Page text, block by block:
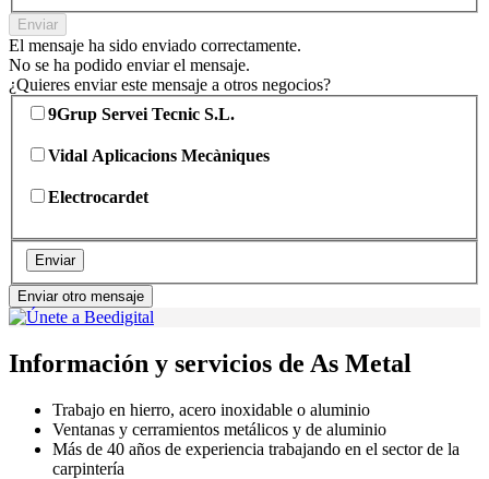
Enviar
El mensaje ha sido enviado correctamente.
No se ha podido enviar el mensaje.
¿Quieres enviar este mensaje a otros negocios?
9Grup Servei Tecnic S.L.
Vidal Aplicacions Mecàniques
Electrocardet
Enviar
Enviar otro mensaje
Información y servicios de As Metal
Trabajo en hierro, acero inoxidable o aluminio
Ventanas y cerramientos metálicos y de aluminio
Más de 40 años de experiencia trabajando en el sector de la
carpintería